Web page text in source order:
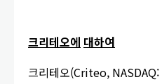
크리테오에 대하여
크리테오(Criteo,